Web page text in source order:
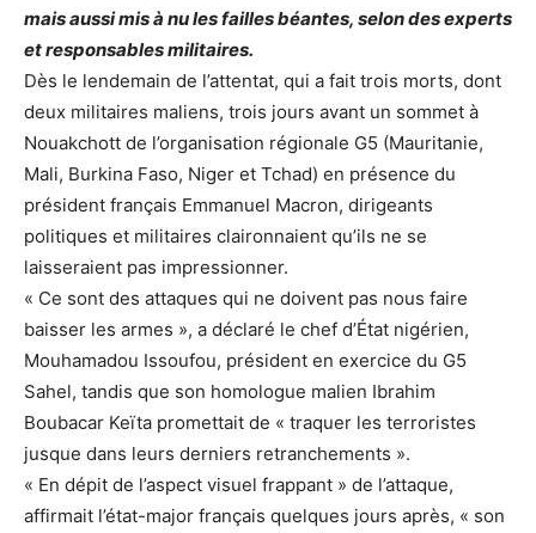
mais aussi mis à nu les failles béantes, selon des experts
et responsables militaires.
Dès le lendemain de l’attentat, qui a fait trois morts, dont
deux militaires maliens, trois jours avant un sommet à
Nouakchott de l’organisation régionale G5 (Mauritanie,
Mali, Burkina Faso, Niger et Tchad) en présence du
président français Emmanuel Macron, dirigeants
politiques et militaires claironnaient qu’ils ne se
laisseraient pas impressionner.
« Ce sont des attaques qui ne doivent pas nous faire
baisser les armes », a déclaré le chef d’État nigérien,
Mouhamadou Issoufou, président en exercice du G5
Sahel, tandis que son homologue malien Ibrahim
Boubacar Keïta promettait de « traquer les terroristes
jusque dans leurs derniers retranchements ».
« En dépit de l’aspect visuel frappant » de l’attaque,
affirmait l’état-major français quelques jours après, « son